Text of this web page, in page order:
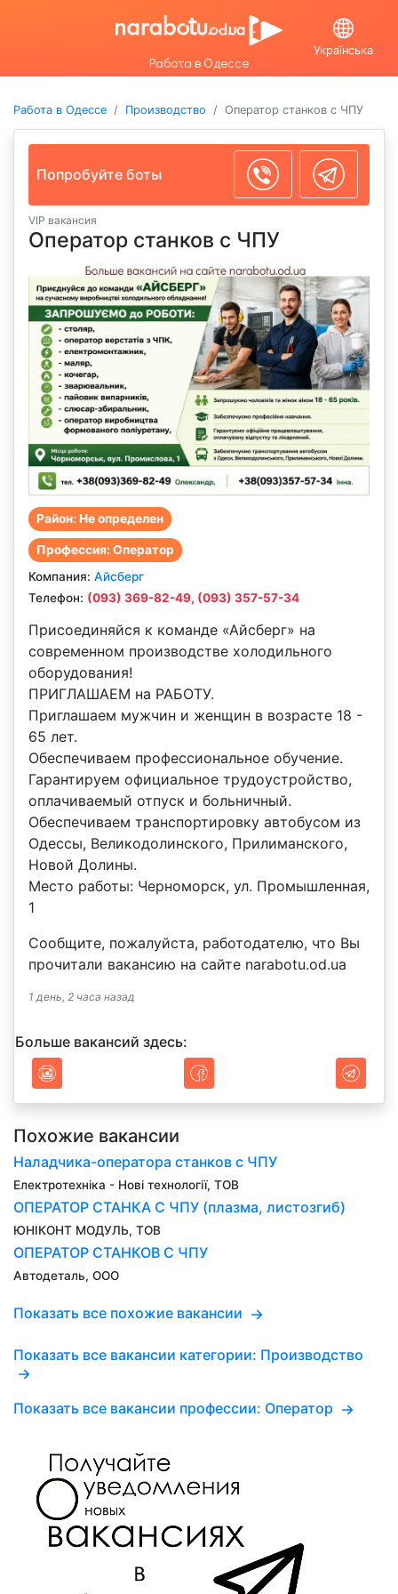
Работа в Одессе
Українська
Работа в Одессе Производство Оператор станков с ЧПУ
Попробуйте боты
VIP вакансия
Оператор станков с ЧПУ
Район: Не определен
Профессия: Оператор
Компания: Айсберг
Телефон: (093) 369-82-49, (093) 357-57-34
Присоединяйся к команде «Айсберг» на
современном производстве холодильного
оборудования!
ПРИГЛАШАЕМ на РАБОТУ.
Приглашаем мужчин и женщин в возрасте 18 -
65 лет.
Обеспечиваем профессиональное обучение.
Гарантируем официальное трудоустройство,
оплачиваемый отпуск и больничный.
Обеспечиваем транспортировку автобусом из
Одессы, Великодолинского, Прилиманского,
Новой Долины.
Место работы: Черноморск, ул. Промышленная,
1
Сообщите, пожалуйста, работодателю, что Вы
прочитали вакансию на сайте narabotu.od.ua
1 день, 2 часа назад
Больше вакансий здесь:
Похожие вакансии
Наладчика-оператора станков с ЧПУ
Електротехніка - Нові технології, ТОВ
ОПЕРАТОР СТАНКА С ЧПУ (плазма, листозгиб)
ЮНІКОНТ МОДУЛЬ, ТОВ
ОПЕРАТОР СТАНКОВ С ЧПУ
Автодеталь, ООО
Показать все похожие вакансии
Показать все вакансии категории: Производство
Показать все вакансии профессии: Оператор